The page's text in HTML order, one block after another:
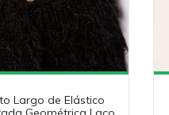
Largo de Elástico